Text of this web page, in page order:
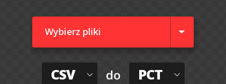
Wybierz pliki
CSV do PCT